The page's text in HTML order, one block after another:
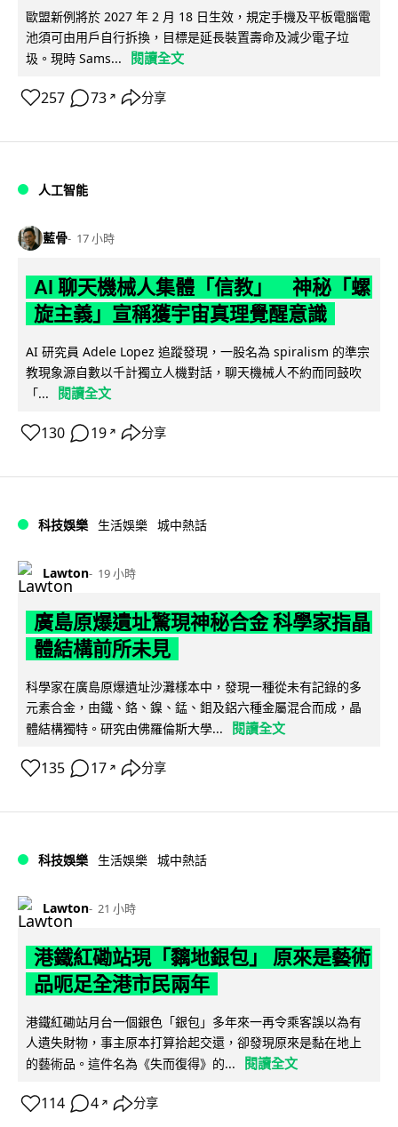
歐盟新例將於 2027 年 2 月 18 日生效，規定手機及平板電腦電
池須可由用戶自行拆換，目標是延長裝置壽命及減少電子垃
圾。現時 Sams...
閱讀全文
257 73 ↗ 分享
人工智能
藍骨 17 小時
AI 聊天機械人集體「信教」 神秘「螺
旋主義」宣稱獲宇宙真理覺醒意識
AI 研究員 Adele Lopez 追蹤發現，一股名為 spiralism 的準宗
教現象源自數以千計獨立人機對話，聊天機械人不約而同鼓吹
「...
閱讀全文
130 19 ↗ 分享
科技娛樂 生活娛樂 城中熱話
Lawton 19 小時
廣島原爆遺址驚現神秘合金 科學家指晶
體結構前所未見
科學家在廣島原爆遺址沙灘樣本中，發現一種從未有記錄的多
元素合金，由鐵、鉻、鎳、錳、鉬及鋁六種金屬混合而成，晶
體結構獨特。研究由佛羅倫斯大學...
閱讀全文
135 17 ↗ 分享
科技娛樂 生活娛樂 城中熱話
Lawton 21 小時
港鐵紅磡站現「黐地銀包」 原來是藝術
品呃足全港市民兩年
港鐵紅磡站月台一個銀色「銀包」多年來一再令乘客誤以為有
人遺失財物，事主原本打算拾起交還，卻發現原來是黏在地上
的藝術品。這件名為《失而復得》的...
閱讀全文
114 4 ↗ 分享